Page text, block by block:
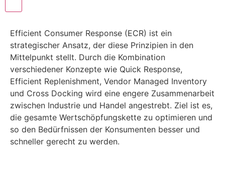
Efficient Consumer Response (ECR) ist ein
strategischer Ansatz, der diese Prinzipien in den
Mittelpunkt stellt. Durch die Kombination
verschiedener Konzepte wie Quick Response,
Efficient Replenishment, Vendor Managed Inventory
und Cross Docking wird eine engere Zusammenarbeit
zwischen Industrie und Handel angestrebt. Ziel ist es,
die gesamte Wertschöpfungskette zu optimieren und
so den Bedürfnissen der Konsumenten besser und
schneller gerecht zu werden.